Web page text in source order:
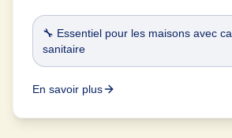
🔧 Essentiel pour les maisons avec
sanitaire
En savoir plus